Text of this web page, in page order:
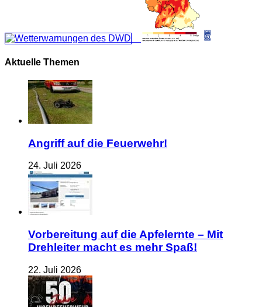
Aktuelle Themen
Angriff auf die Feuerwehr!
24. Juli 2026
Vorbereitung auf die Apfelernte – Mit
Drehleiter macht es mehr Spaß!
22. Juli 2026